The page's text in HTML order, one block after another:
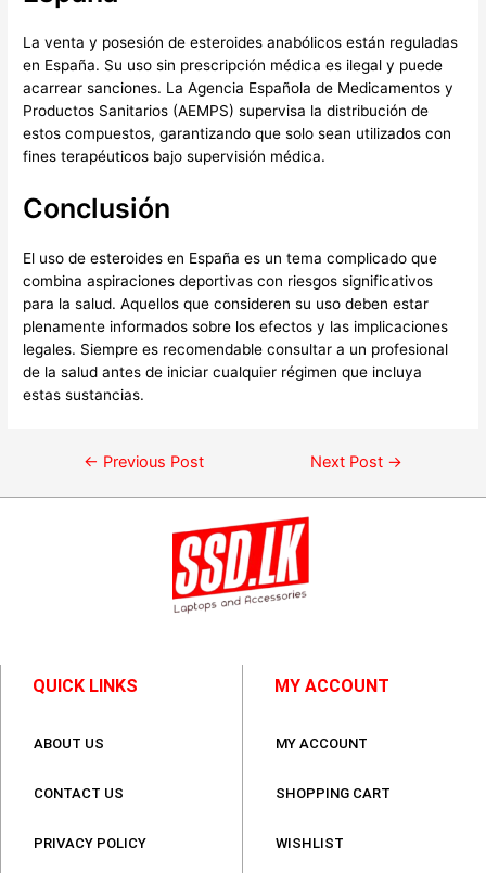
La venta y posesión de esteroides anabólicos están reguladas
en España. Su uso sin prescripción médica es ilegal y puede
acarrear sanciones. La Agencia Española de Medicamentos y
Productos Sanitarios (AEMPS) supervisa la distribución de
estos compuestos, garantizando que solo sean utilizados con
fines terapéuticos bajo supervisión médica.
Conclusión
El uso de esteroides en España es un tema complicado que
combina aspiraciones deportivas con riesgos significativos
para la salud. Aquellos que consideren su uso deben estar
plenamente informados sobre los efectos y las implicaciones
legales. Siempre es recomendable consultar a un profesional
de la salud antes de iniciar cualquier régimen que incluya
estas sustancias.
← Previous Post Next Post →
QUICK LINKS
ABOUT US
CONTACT US
PRIVACY POLICY
MY ACCOUNT
MY ACCOUNT
SHOPPING CART
WISHLIST